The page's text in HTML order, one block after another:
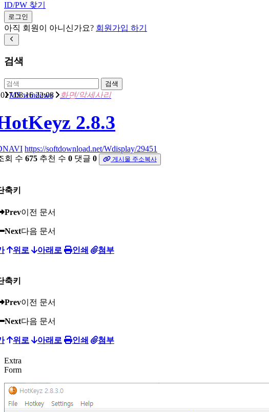
ID/PW 찾기
로그인
아직 회원이 아니신가요? 회원가입 하기
검색
검색
MS windows 화면/악세사리
22:08
2.8.3
https://softdownload.net/Wdisplay/29451
회 수 675 추천 수 0 댓글 0 게시물 주소복사
축키
Prev이전 문서
Next다음 문서
위로 아래로 인쇄 첨부
축키
Prev이전 문서
Next다음 문서
위로 아래로 인쇄 첨부
Extra
Form